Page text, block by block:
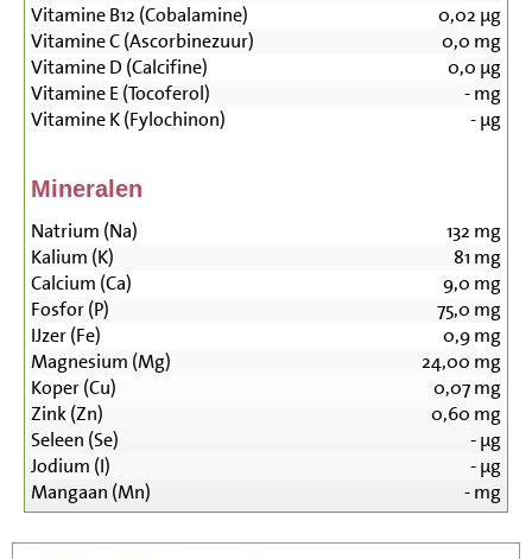
Vitamine B12 (Cobalamine)
0,02 µg
Vitamine C (Ascorbinezuur)
0,0 mg
Vitamine D (Calcifine)
0,0 µg
Vitamine E (Tocoferol)
-mg
Vitamine K (Fylochinon)
-µg
Mineralen
Natrium (Na) 132 mg
Kalium (K)
81 mg
Calcium (Ca)
9,0 mg
Fosfor (P)
75,0 mg
IJzer (Fe)
0,9mg
Magnesium (Mg)
24,00 mg
Koper (Cu)
0,07mg
Zink (Zn)
0,60 mg
Seleen (Se)
-µg
Jodium (I)
-µg
Mangaan (Mn)
-mg